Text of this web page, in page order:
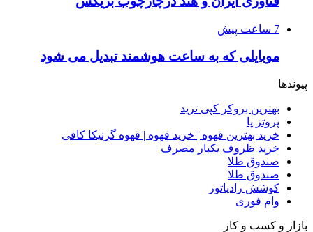
7 ساعت پیش
موبایلی که به ساعت هوشمند تبدیل می شود
پیوندها
بهترین بروکر کپی ترید
پروتز پا
خرید بهترین قهوه | خرید قهوه | قهوه گرنیکا کافی
خرید ظروف یکبار مصرف
صندوق طلا
صندوق طلا
کوشش رادیاتور
وام فوری
بازار و کسب و کار